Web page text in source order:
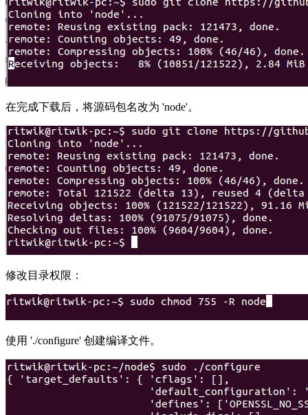
在完成下载后，将源码包名改为 'node'。
修改目录权限：
使用 './configure' 创建编译文件。